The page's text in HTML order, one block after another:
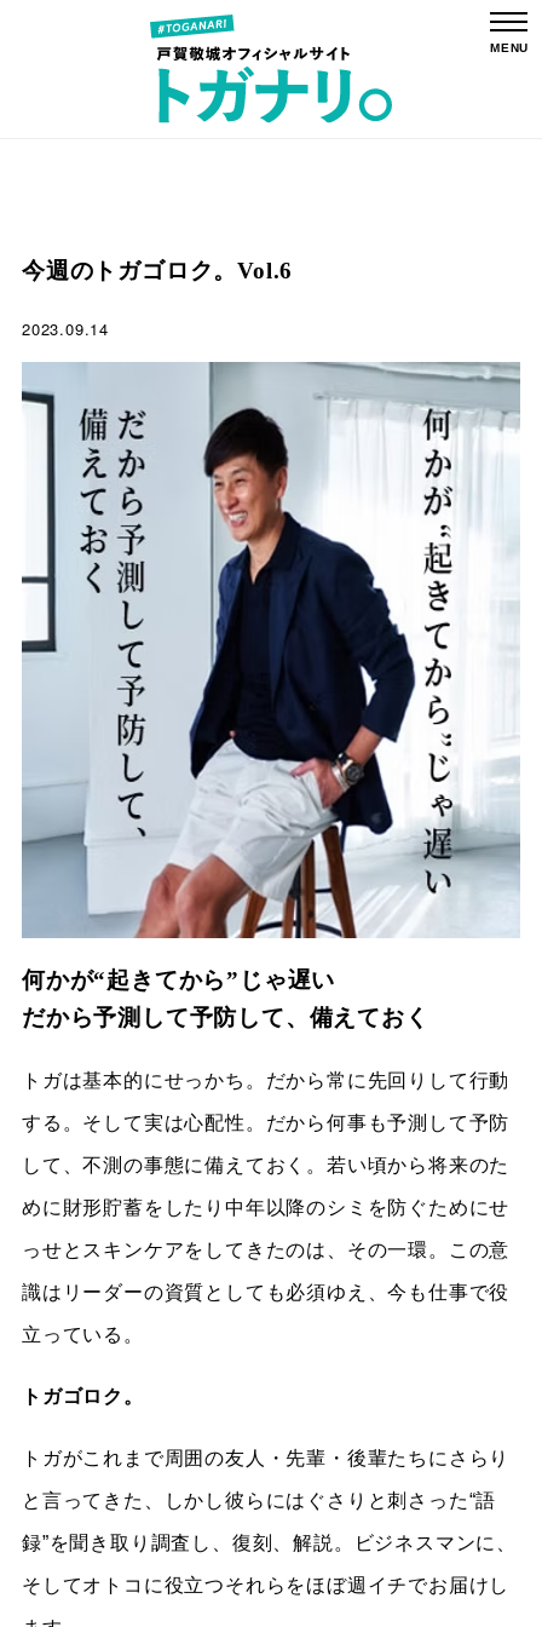
今週のトガゴロク。Vol.6
2023.09.14
何かが“起きてから”じゃ遅い
だから予測して予防して、備えておく
トガは基本的にせっかち。だから常に先回りして行動
する。そして実は心配性。だから何事も予測して予防
して、不測の事態に備えておく。若い頃から将来のた
めに財形貯蓄をしたり中年以降のシミを防ぐためにせ
っせとスキンケアをしてきたのは、その一環。この意
識はリーダーの資質としても必須ゆえ、今も仕事で役
立っている。
トガゴロク。
トガがこれまで周囲の友人・先輩・後輩たちにさらり
と言ってきた、しかし彼らにはぐさりと刺さった“語
録”を聞き取り調査し、復刻、解説。ビジネスマンに、
そしてオトコに役立つそれらをほぼ週イチでお届けし